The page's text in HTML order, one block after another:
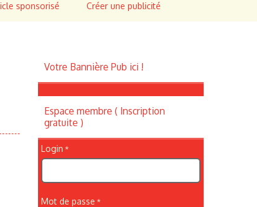
sponsorisé Créer une publicité
Votre Bannière Pub ici !
Espace membre ( Inscription
gratuite )
Login
Mot de passe